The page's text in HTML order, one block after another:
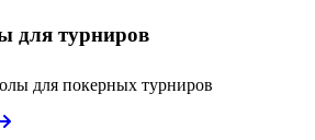
для турниров
для покерных турниров